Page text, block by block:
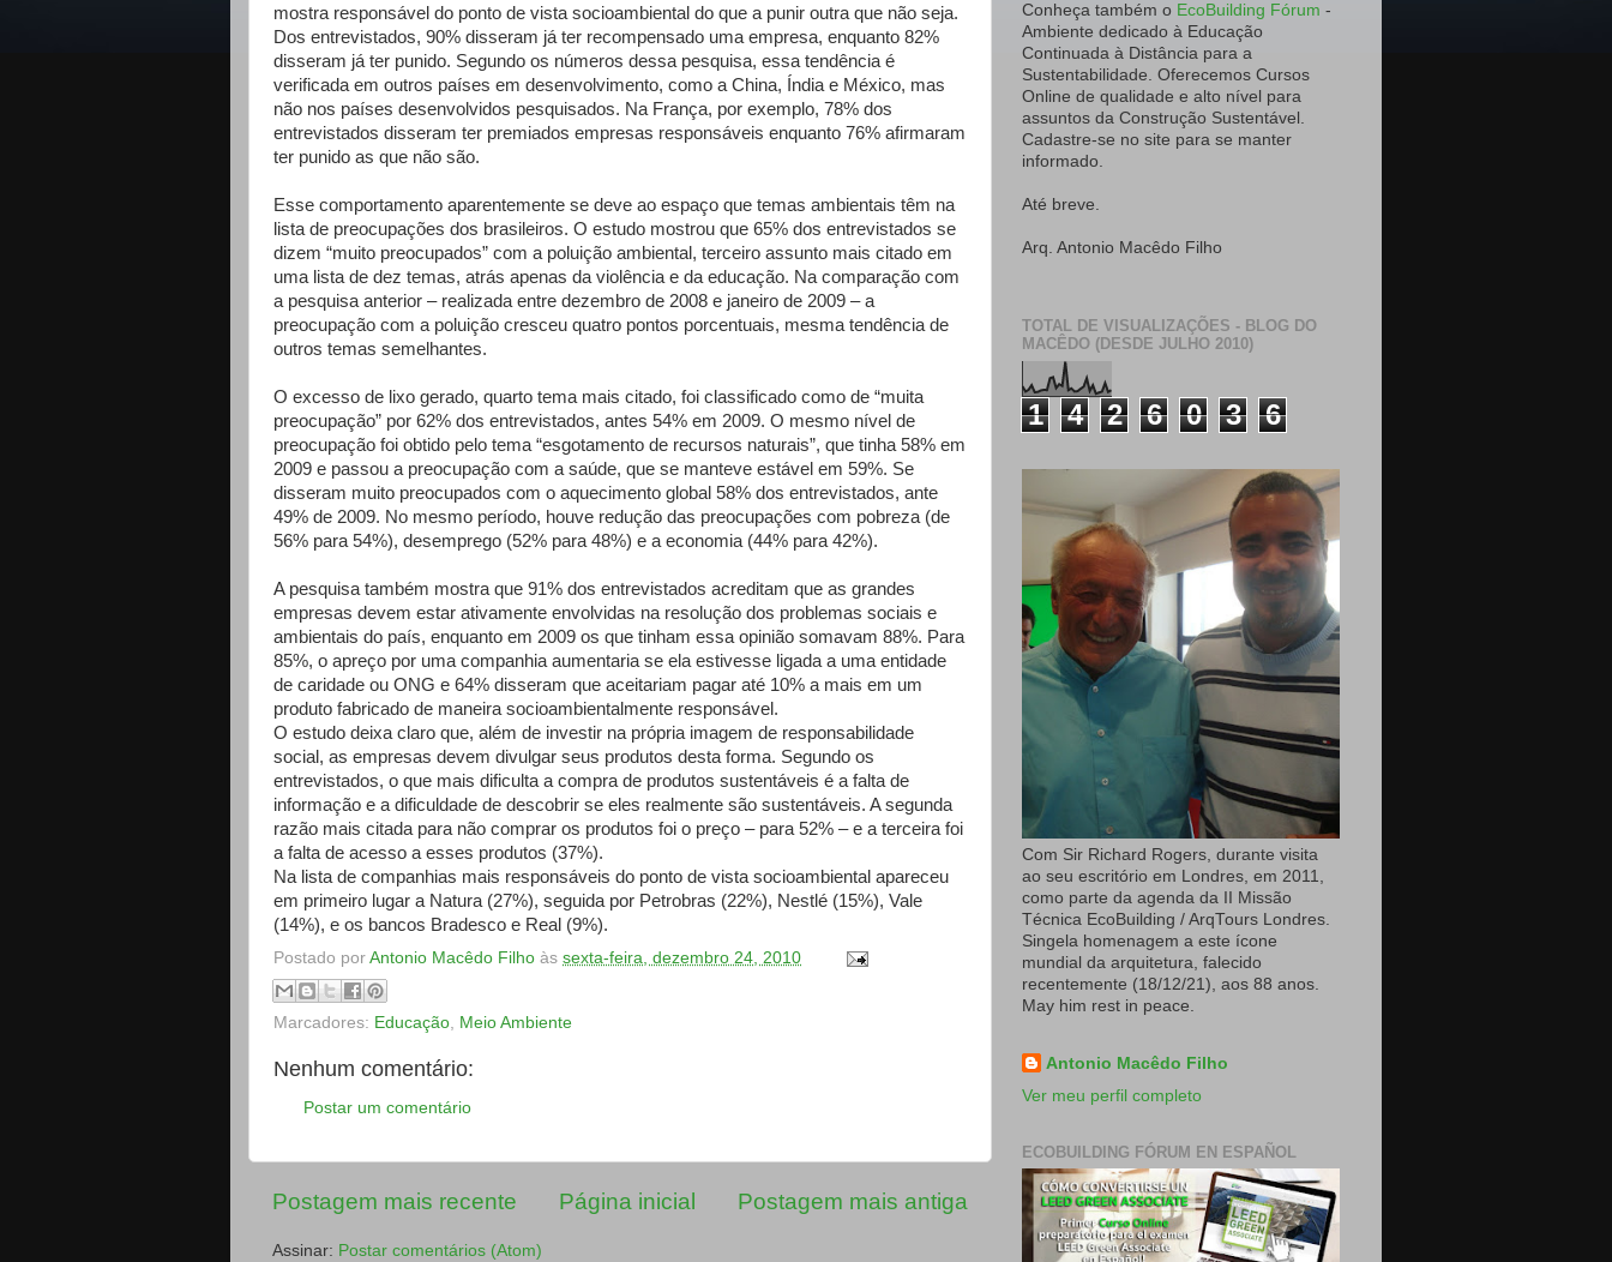
mostra responsável do ponto de vista socioambiental do que a punir outra que não seja.
Dos entrevistados, 90% disseram já ter recompensado uma empresa, enquanto 82%
disseram já ter punido. Segundo os números dessa pesquisa, essa tendência é
verificada em outros países em desenvolvimento, como a China, Índia e México, mas
não nos países desenvolvidos pesquisados. Na França, por exemplo, 78% dos
entrevistados disseram ter premiados empresas responsáveis enquanto 76% afirmaram
ter punido as que não são.
Esse comportamento aparentemente se deve ao espaço que temas ambientais têm na
lista de preocupações dos brasileiros. O estudo mostrou que 65% dos entrevistados se
dizem “muito preocupados” com a poluição ambiental, terceiro assunto mais citado em
uma lista de dez temas, atrás apenas da violência e da educação. Na comparação com
a pesquisa anterior – realizada entre dezembro de 2008 e janeiro de 2009 – a
preocupação com a poluição cresceu quatro pontos porcentuais, mesma tendência de
outros temas semelhantes.
O excesso de lixo gerado, quarto tema mais citado, foi classificado como de “muita
preocupação” por 62% dos entrevistados, antes 54% em 2009. O mesmo nível de
preocupação foi obtido pelo tema “esgotamento de recursos naturais”, que tinha 58% em
2009 e passou a preocupação com a saúde, que se manteve estável em 59%. Se
disseram muito preocupados com o aquecimento global 58% dos entrevistados, ante
49% de 2009. No mesmo período, houve redução das preocupações com pobreza (de
56% para 54%), desemprego (52% para 48%) e a economia (44% para 42%).
A pesquisa também mostra que 91% dos entrevistados acreditam que as grandes
empresas devem estar ativamente envolvidas na resolução dos problemas sociais e
ambientais do país, enquanto em 2009 os que tinham essa opinião somavam 88%. Para
85%, o apreço por uma companhia aumentaria se ela estivesse ligada a uma entidade
de caridade ou ONG e 64% disseram que aceitariam pagar até 10% a mais em um
produto fabricado de maneira socioambientalmente responsável.
O estudo deixa claro que, além de investir na própria imagem de responsabilidade
social, as empresas devem divulgar seus produtos desta forma. Segundo os
entrevistados, o que mais dificulta a compra de produtos sustentáveis é a falta de
informação e a dificuldade de descobrir se eles realmente são sustentáveis. A segunda
razão mais citada para não comprar os produtos foi o preço – para 52% – e a terceira foi
a falta de acesso a esses produtos (37%).
Na lista de companhias mais responsáveis do ponto de vista socioambiental apareceu
em primeiro lugar a Natura (27%), seguida por Petrobras (22%), Nestlé (15%), Vale
(14%), e os bancos Bradesco e Real (9%).
Postado por Antonio Macêdo Filho às sexta-feira, dezembro 24, 2010
Marcadores: Educação Meio Ambiente
Nenhum comentário:
Postar um comentário
Postagem mais recente Postagem mais antiga
Página inicial
Assinar: Postar comentários (Atom)
Conheça também o EcoBuilding Fórum -
Ambiente dedicado à Educação
Continuada à Distância para a
Sustentabilidade. Oferecemos Cursos
Online de qualidade e alto nível para
assuntos da Construção Sustentável.
Cadastre-se no site para se manter
informado.
Até breve.
Arq. Antonio Macêdo Filho
TOTAL DE VISUALIZAÇÕES - BLOG DO
MACÊDO (DESDE JULHO 2010)
1 4 2 6 0 3 6
Com Sir Richard Rogers, durante visita
ao seu escritório em Londres, em 2011,
como parte da agenda da II Missão
Técnica EcoBuilding / ArqTours Londres.
Singela homenagem a este ícone
mundial da arquitetura, falecido
recentemente (18/12/21), aos 88 anos.
May him rest in peace.
Antonio Macêdo Filho
Ver meu perfil completo
ECOBUILDING FÓRUM EN ESPAÑOL